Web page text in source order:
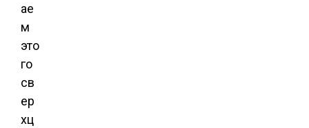
ае
м
это
го
св
ер
хц